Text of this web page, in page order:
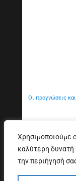
Χρησιμοποιούμε
καλύτερη δυνατή
την περιήγησή
Οι προγνώσεις
Εξυπηρέτηση